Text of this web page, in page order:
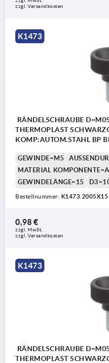
zzgl. Versandkosten
K1473
RÄNDELSCHRAUBE
THERMOPLAST
KOMP:AUTOM.STAHL BP
GEWINDE=M5
MATERIAL
GEWINDELÄNGE=15
Bestellnummer: K1473.2005X15
0,98 €
zzgl. MwSt.
zzgl. Versandkosten
K1473
RÄNDELSCHRAUBE
THERMOPLAST